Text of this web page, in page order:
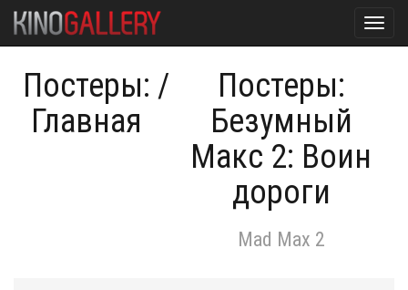
Постеры:
Главная
/
Постеры:
Безумный
Макс 2: Воин
дороги
Mad Max 2